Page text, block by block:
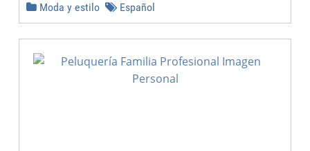
Moda y estilo Español